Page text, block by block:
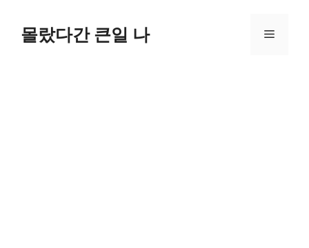
몰랐다간 큰일 나 메